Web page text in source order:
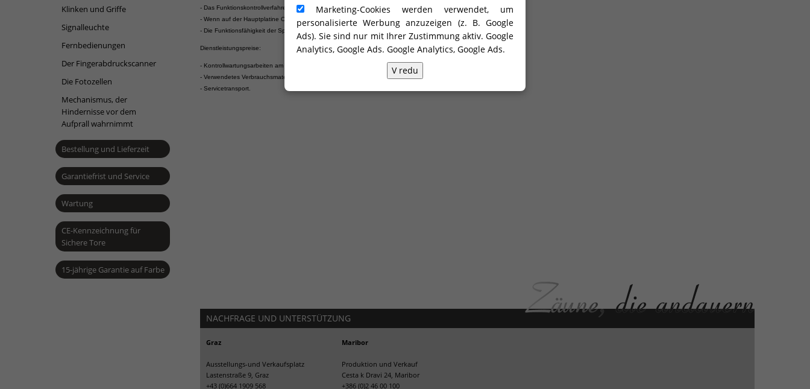
Marketing-Cookies werden verwendet, um
personalisierte Werbung anzuzeigen (z. B. Google
Ads). Sie sind nur mit Ihrer Zustimmung aktiv. Google
Analytics, Google Ads. Google Analytics, Google Ads.
V redu
Klinken und Griffe
Signalleuchte
Fernbedienungen
Der Fingerabdruckscanner
Die Fotozellen
Mechanismus, der
Hindernisse vor dem
Aufprall wahrnimmt
Bestellung und Lieferzeit
Garantiefrist und Service
Wartung
CE-Kennzeichnung für
Sichere Tore
15-jährige Garantie auf Farbe
- Das Funktionskontrollverfahren wird erneut gestartet.
- Wenn auf der Hauptplatine Oxydationsspuren sichtbar sind, wird sie nach Bedarf ausgewechselt.
- Die Funktionsfähigkeit der Speiseanlagen wird überprüft.
Dienstleistungspreise:
- Kontrollwartungsarbeiten am Hoftor mit automatischem Antrieb: 41,80 € ohne MwSt.
- Verwendetes Verbrauchsmaterial ist in diesem Preis nicht inbegriffen.
- Servicetransport.
NACHFRAGE UND UNTERSTÜTZUNG
Graz
Ausstellungs-und Verkaufsplatz
Lastenstraße 9, Graz
+43 (0)664 1909 568
Maribor
Produktion und Verkauf
Cesta k Dravi 24, Maribor
+386 (0)2 46 00 100